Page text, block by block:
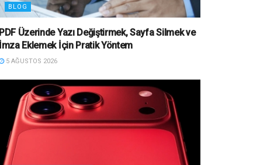
BLOG
PDF Üzerinde Yazı Değiştirmek, Sayfa Silmek ve
İmza Eklemek İçin Pratik Yöntem
5 AĞUSTOS 2026